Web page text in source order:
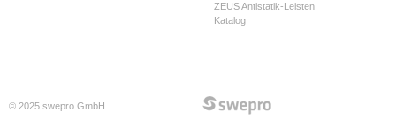
ZEUS Antistatik-Leisten
Katalog
© 2025 swepro GmbH